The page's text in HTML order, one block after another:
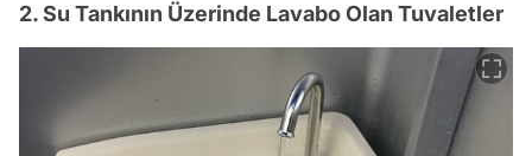
2. Su Tankının Üzerinde Lavabo Olan Tuvaletler